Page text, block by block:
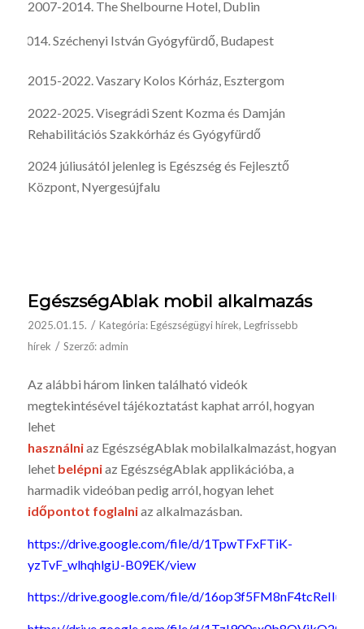
2007-2014. The Shelbourne Hotel, Dublin
Széchenyi István Gyógyfürdő, Budapest
2015-2022. Vaszary Kolos Kórház, Esztergom
2022-2025. Visegrádi Szent Kozma és Damján
Rehabilitációs Szakkórház és Gyógyfürdő
2024 júliusától jelenleg is Egészség és Fejlesztő
Központ, Nyergesújfalu
EgészségAblak mobil alkalmazás
2025.01.15. / Kategória:Egészségügyi hírek, Legfrissebb
hírek / Szerző: admin
Az alábbi három linken található videók
megtekintésével tájékoztatást kaphat arról, hogyan
lehet
használniaz EgészségAblak mobilalkalmazást, hogyan
lehet belépniaz EgészségAblak applikációba, a
harmadik videóban pedig arról, hogyan lehet
időpontot foglalniaz alkalmazásban.
https://drive.google.com/file/d/1TpwTFxFTiK-
yzTvF_wlhqhlgiJ-B09EK/view
https://drive.google.com/file/d/